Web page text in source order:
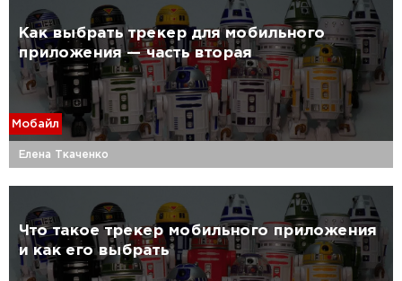
Как выбрать трекер для мобильного
приложения — часть вторая
Мобайл
Елена Ткаченко
Что такое трекер мобильного приложения
и как его выбрать